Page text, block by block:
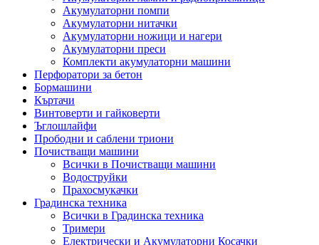
Акумулаторни помпи
Акумулаторни нитачки
Акумулаторни ножици и нагери
Акумулаторни преси
Комплекти акумулаторни машини
Перфоратори за бетон
Бормашини
Къртачи
Винтоверти и гайковерти
Ъглошлайфи
Прободни и саблени триони
Почистващи машини
Всички в Почистващи машини
Водоструйки
Прахосмукачки
Градинска техника
Всички в Градинска техника
Тримери
Електрически и Акумулаторни Косачки